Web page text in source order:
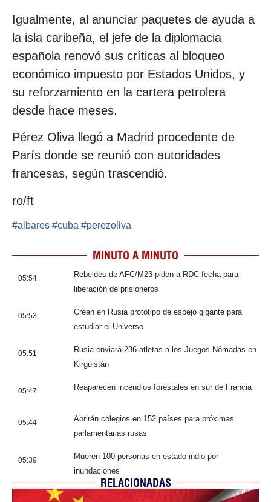
Igualmente, al anunciar paquetes de ayuda a
la isla caribeña, el jefe de la diplomacia
española renovó sus críticas al bloqueo
económico impuesto por Estados Unidos, y
su reforzamiento en la cartera petrolera
desde hace meses.
Pérez Oliva llegó a Madrid procedente de
París donde se reunió con autoridades
francesas, según trascendió.
ro/ft
#albares #cuba #perezoliva
MINUTO A MINUTO
05:54
Rebeldes de AFC/M23 piden a RDC fecha para
liberación de prisioneros
05:53
Crean en Rusia prototipo de espejo gigante para
estudiar el Universo
05:51
Rusia enviará 236 atletas a los Juegos Nómadas en
Kirguistán
05:47 Reaparecen incendios forestales en sur de Francia
05:44
Abrirán colegios en 152 países para próximas
parlamentarias rusas
05:39
Mueren 100 personas en estado indio por
inundaciones
RELACIONADAS